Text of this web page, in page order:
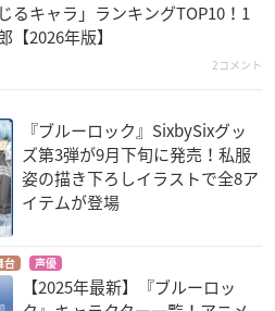
るキャラ」ランキングTOP10！1
2026年版】
2コメント
『ブルーロック』SixbySixグッ
ズ第3弾が9月下旬に発売！私服
姿の描き下ろしイラストで全8ア
イテムが登場
台 声優
【2025年最新】『ブルーロッ